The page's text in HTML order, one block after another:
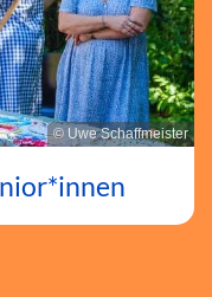
© Uwe Schaffmeister